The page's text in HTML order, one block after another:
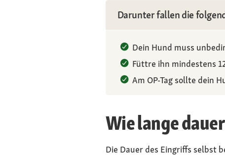
Darunter fallen die
Dein Hund muss
Füttre ihn mindestens
Am OP-Tag sollte dein
Wie lange
Die Dauer des Eingriffs selbst